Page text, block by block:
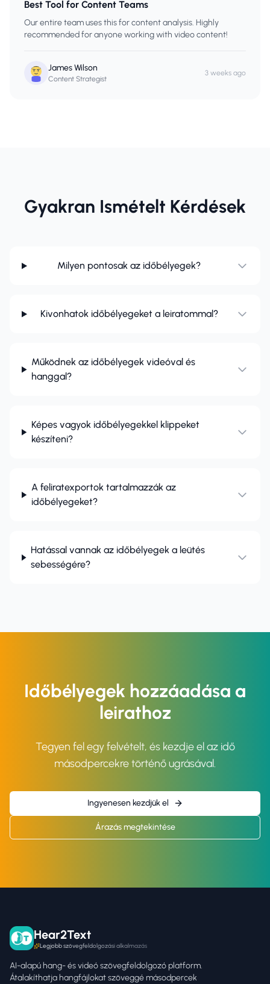
Best Tool for Content Teams
Our entire team uses this for content analysis. Highly
recommended for anyone working with video content!
James Wilson
Content Strategist
3 weeks ago
Gyakran Ismételt Kérdések
Milyen pontosak az időbélyegek?
Kivonhatok időbélyegeket a leiratommal?
Működnek az időbélyegek videóval és
hanggal?
Képes vagyok időbélyegekkel klippeket
készíteni?
A feliratexportok tartalmazzák az
időbélyegeket?
Hatással vannak az időbélyegek a leütés
sebességére?
Időbélyegek hozzáadása a
leirathoz
Tegyen fel egy felvételt, és kezdje el az idő
másodpercekre történő ugrásával.
Ingyenesen kezdjük el
Árazás megtekintése
Hear2Text
Legjobb szövegfeldolgozási alkalmazás
AI-alapú hang- és videó szövegfeldolgozó platform.
Átalakíthatja hangfájlokat szöveggé másodpercek